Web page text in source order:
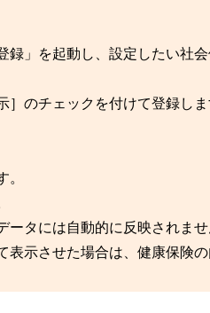
」を起動し、設定したい社
のチェックを付けて登録しま
タには自動的に反映されませ
表示させた場合は、健康保険